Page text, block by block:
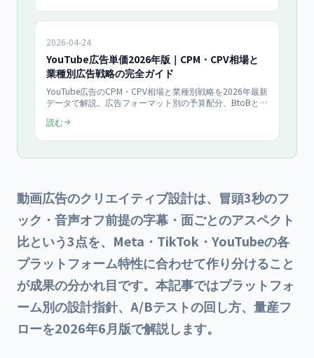
2026-04-24
YouTube広告単価2026年版｜CPM・CPV相場と
業種別広告戦略の完全ガイド
YouTube広告のCPM・CPV相場と業種別戦略を2026年最新
データで解説。広告フォーマット別の予算配分、BtoBと
討する企業の担当者向けに実践的にまとめます。
読む
動画広告のクリエイティブ設計は、冒頭3秒のフ
ック・音声オフ前提の字幕・面ごとのアスペクト
比という3点を、Meta・TikTok・YouTubeの各
プラットフォーム特性に合わせて作り分けること
が成果の分かれ目です。本記事ではプラットフォ
ーム別の設計指針、A/Bテストの回し方、量産フ
ローを2026年6月版で解説します。